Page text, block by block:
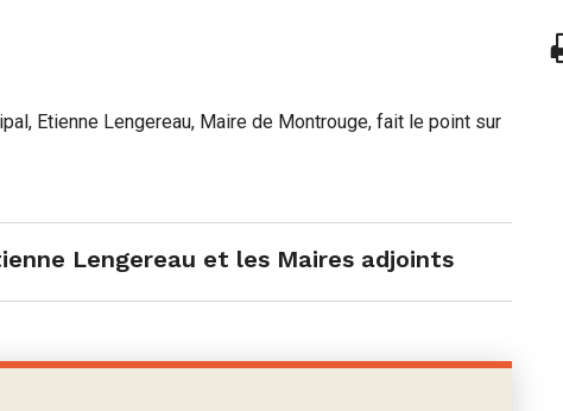
Etienne Lengereau, Maire de Montrouge, fait le point sur
Lengereau et les Maires adjoints